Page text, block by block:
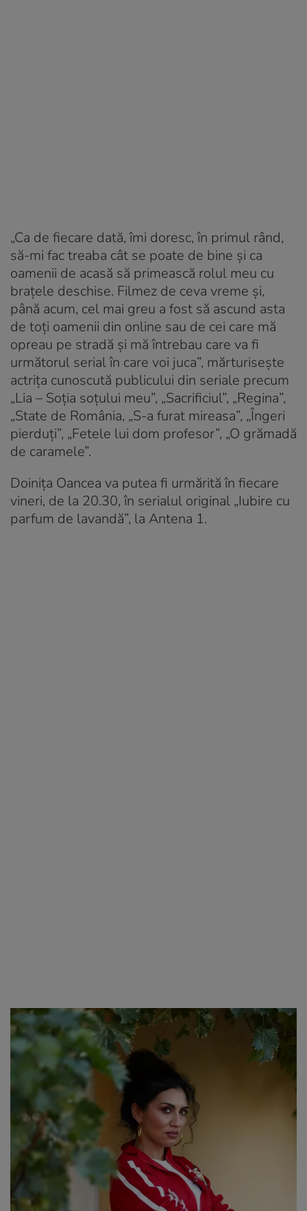
„Ca de fiecare dată, îmi doresc, în primul rând,
să-mi fac treaba cât se poate de bine și ca
oamenii de acasă să primească rolul meu cu
brațele deschise. Filmez de ceva vreme și,
până acum, cel mai greu a fost să ascund asta
de toți oamenii din online sau de cei care mă
opreau pe stradă și mă întrebau care va fi
următorul serial în care voi juca”, mărturisește
actrița cunoscută publicului din seriale precum
„Lia – Soția soțului meu”, „Sacrificiul”, „Regina”,
„State de România, „S-a furat mireasa”, „Îngeri
pierduţi”, „Fetele lui dom profesor”, „O grămadă
de caramele”.
Doinița Oancea va putea fi urmărită în fiecare
vineri, de la 20.30, în serialul original „Iubire cu
parfum de lavandă”, la Antena 1.